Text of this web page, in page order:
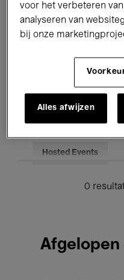
Jazz
Onderwijs
Hosted Events
0
Afgelopen
voor het verbeteren
analyseren van
bij onze
Alles afwijzen